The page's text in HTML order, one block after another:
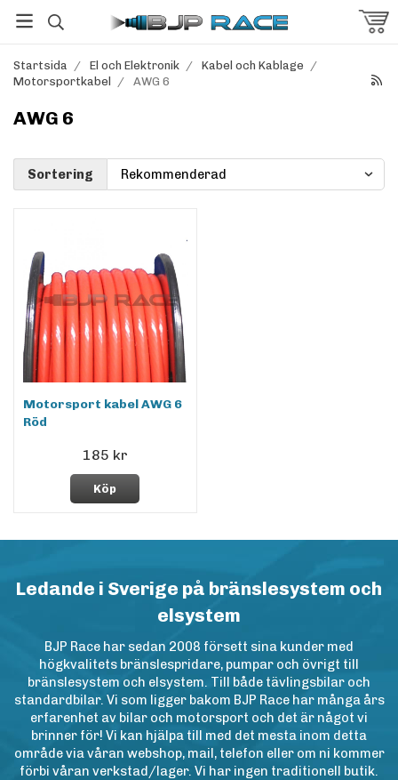
Startsida / El och Elektronik / Kabel och Kablage /
Motorsportkabel
/ AWG 6
AWG 6
Sortering
Motorsport kabel AWG 6
Röd
185 kr
Köp
Ledande i Sverige på bränslesystem och
elsystem
BJP Race har sedan 2008 försett sina kunder med
högkvalitets bränslespridare, pumpar och övrigt till
bränslesystem och elsystem. Till både tävlingsbilar och
standardbilar. Vi som ligger bakom BJP Race har många års
erfarenhet av bilar och motorsport och det är något vi
brinner för! Vi kan hjälpa till med det mesta inom detta
område via våran webshop, mail, telefon eller om ni kommer
förbi våran verkstad/lager. Vi har ingen traditionell butik.